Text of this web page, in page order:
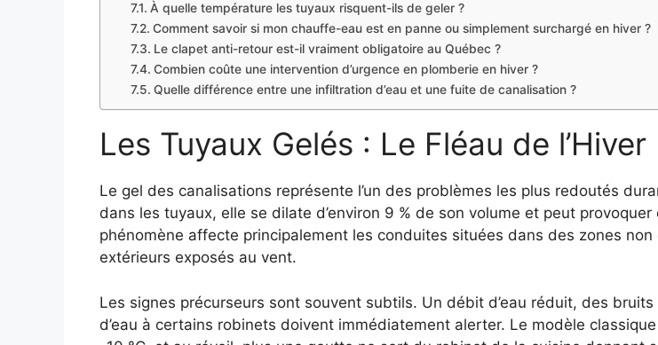
À quelle température les tuyaux risquent-ils de geler ?
Comment savoir si mon chauffe-eau est en panne ou simplement surchargé en hiver ?
Le clapet anti-retour est-il vraiment obligatoire au Québec ?
Combien coûte une intervention d’urgence en plomberie en hiver ?
Quelle différence entre une infiltration d’eau et une fuite de canalisation ?
Les Tuyaux Gelés : Le Fléau de l’Hiver
Le gel des canalisations représente l’un des problèmes les plus redoutés
dans les tuyaux, elle se dilate d’environ 9 % de son volume et peut
phénomène affecte principalement les conduites situées dans des zones
extérieurs exposés au vent.
Les signes précurseurs sont souvent subtils. Un débit d’eau réduit, des
d’eau à certains robinets doivent immédiatement alerter. Le modèle